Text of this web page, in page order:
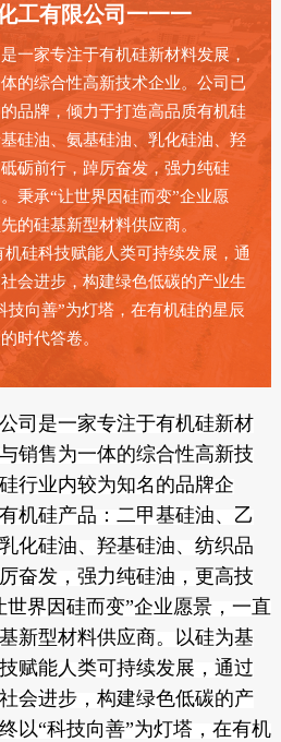
工有限公司一一一
一家专注于有机硅新材料发展，
的综合性高新技术企业。公司已
品牌，倾力于打造高品质有机硅
硅油、氨基硅油、乳化硅油、羟
砺前行，踔厉奋发，强力纯硅
秉承“让世界因硅而变”企业愿
的硅基新型材料供应商。
硅科技赋能人类可持续发展，通
会进步，构建绿色低碳的产业生
技向善”为灯塔，在有机硅的星辰
时代答卷。
司是一家专注于有机硅新材
销售为一体的综合性高新技
行业内较为知名的品牌企
机硅产品：二甲基硅油、乙
化硅油、羟基硅油、纺织品
奋发，强力纯硅油，更高技
界因硅而变”企业愿景，一直
新型材料供应商。以硅为基
赋能人类可持续发展，通过
会进步，构建绿色低碳的产
以“科技向善”为灯塔，在有机